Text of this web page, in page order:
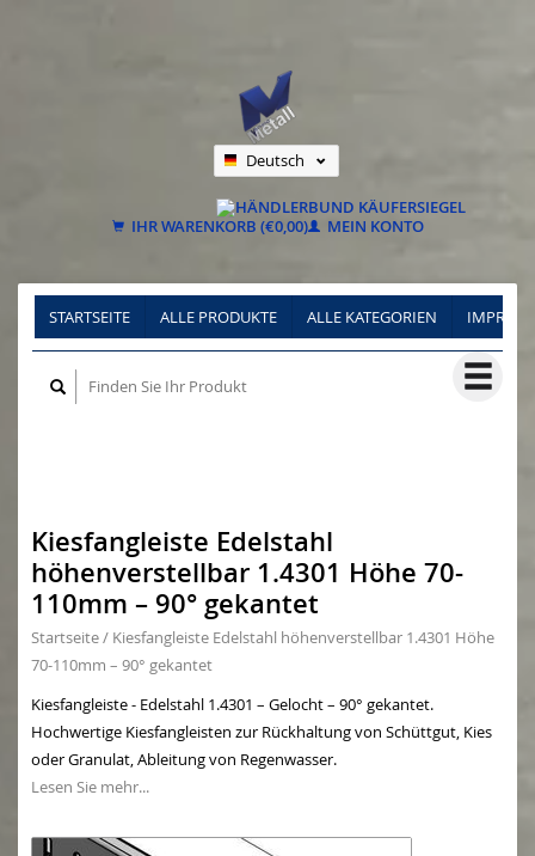
Deutsch
Français
IHR WARENKORB (€0,00) MEIN KONTO
STARTSEITE ALLE PRODUKTE ALLE KATEGORIEN
Kiesfangleiste Edelstahl
höhenverstellbar 1.4301 Höhe 70-
110mm – 90° gekantet
Startseite/ Kiesfangleiste Edelstahl höhenverstellbar 1.4301 Höhe
70-110mm – 90° gekantet
Kiesfangleiste - Edelstahl 1.4301 – Gelocht – 90° gekantet.
Hochwertige Kiesfangleisten zur Rückhaltung von Schüttgut, Kies
oder Granulat, Ableitung von Regenwasser.
Lesen Sie mehr...